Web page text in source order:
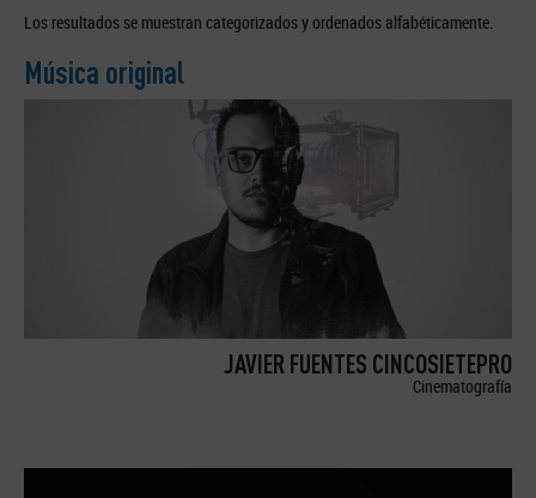
Los resultados se muestran categorizados y ordenados alfabéticamente.
Música original
JAVIER FUENTES CINCOSIETEPRO
Cinematografía